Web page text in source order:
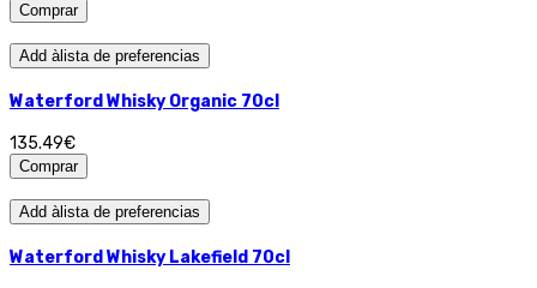
Comprar
Add àlista de preferencias
Waterford Whisky Organic 70cl
135.49€
Comprar
Add àlista de preferencias
Waterford Whisky Lakefield 70cl